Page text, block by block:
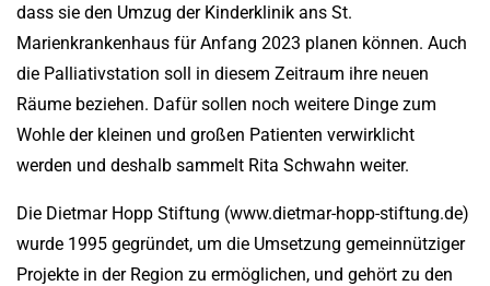
dass sie den Umzug der Kinderklinik ans St.
Marienkrankenhaus für Anfang 2023 planen können. Auch
die Palliativstation soll in diesem Zeitraum ihre neuen
Räume beziehen. Dafür sollen noch weitere Dinge zum
Wohle der kleinen und großen Patienten verwirklicht
werden und deshalb sammelt Rita Schwahn weiter.
Die Dietmar Hopp Stiftung (www.dietmar-hopp-stiftung.de)
wurde 1995 gegründet, um die Umsetzung gemeinnütziger
Projekte in der Region zu ermöglichen, und gehört zu den